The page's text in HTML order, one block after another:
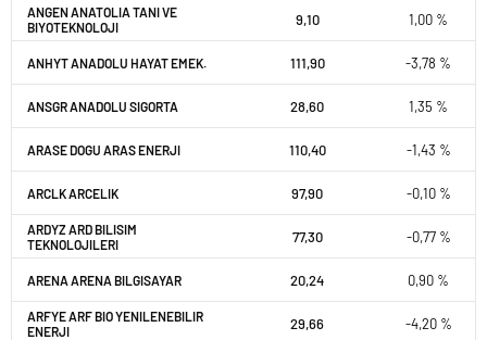
ANGEN ANATOLIA TANI VE
BIYOTEKNOLOJI
9,10 1,00 %
ANHYT ANADOLU HAYAT EMEK. 111,90 -3,78 %
ANSGR ANADOLU SIGORTA 28,60 1,35 %
ARASE DOGU ARAS ENERJI 110,40 -1,43 %
ARCLK ARCELIK 97,90 -0,10 %
ARDYZ ARD BILISIM
TEKNOLOJILERI
77,30 -0,77 %
ARENA ARENA BILGISAYAR 20,24 0,90 %
ARFYE ARF BIO YENILENEBILIR
ENERJI
29,66 -4,20 %